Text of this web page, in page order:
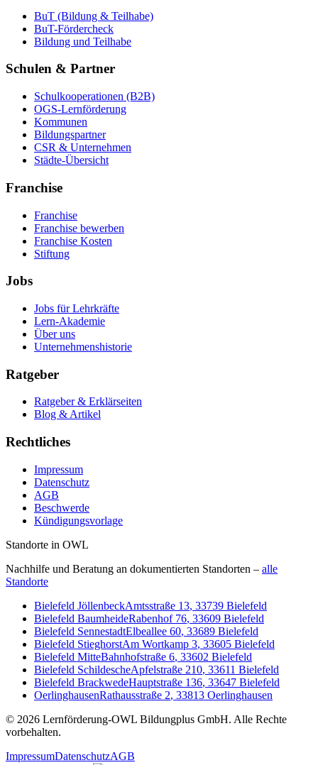
BuT (Bildung & Teilhabe)
BuT-Fördercheck
Bildung und Teilhabe
Schulen & Partner
Schulkooperationen (B2B)
OGS-Lernförderung
Kommunen
Bildungspartner
CSR & Unternehmen
Städte-Übersicht
Franchise
Franchise
Franchise bewerben
Franchise Kosten
Stiftung
Jobs
Jobs für Lehrkräfte
Lern-Akademie
Über uns
Unternehmenshistorie
Ratgeber
Ratgeber & Erklärseiten
Blog & Artikel
Rechtliches
Impressum
Datenschutz
AGB
Beschwerde
Kündigungsvorlage
Standorte in OWL
Nachhilfe und Beratung an dokumentierten Standorten – alle
Standorte
Bielefeld JöllenbeckAmtsstraße 13, 33739 Bielefeld
Bielefeld BaumheideRabenhof 76, 33609 Bielefeld
Bielefeld SennestadtElbeallee 60, 33689 Bielefeld
Bielefeld StieghorstAm Wortkamp 3, 33605 Bielefeld
Bielefeld MitteBahnhofstraße 6, 33602 Bielefeld
Bielefeld SchildescheApfelstraße 210, 33611 Bielefeld
Bielefeld BrackwedeHauptstraße 136, 33647 Bielefeld
OerlinghausenRathausstraße 2, 33813 Oerlinghausen
© 2026 Lernförderung-OWL Bildungplus GmbH. Alle Rechte
vorbehalten.
ImpressumDatenschutzAGB